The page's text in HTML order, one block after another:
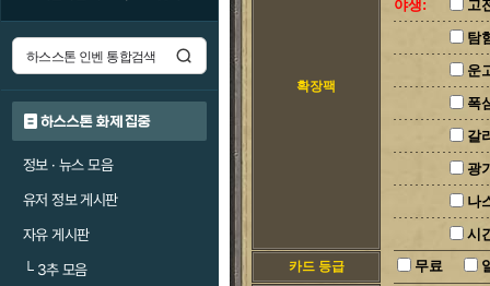
하스스톤 화제 집중
정보 · 뉴스 모음
유저 정보 게시판
자유 게시판
└3추 모음
확장팩
야생:
고
탐
운
폭
갈
광
나
시
카드 등급 무료